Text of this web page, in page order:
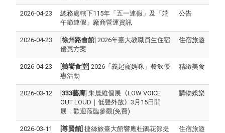
2026-04-23
總務處轄下115年「五一連假」及「端
午節連假」廠商營運資訊
公告
2026-04-23 徐州路會館 ] 2026年臺大教職員生住宿
優惠方案
住宿旅遊
2026-04-23 義饗食堂 ] 2026「義起寵媽咪」餐飲優
惠活動
精緻美食
2026-03-12 333藝廊 ] 朱晨維個展《LOW VOICE
OUT LOUD｜低聲外放》3月15日開
展，歡迎蒞臨參觀(免費)
購物娛樂
2026-03-11 [尊賢館] 捷絲旅臺大館響應杜鵑花節提
住宿旅遊